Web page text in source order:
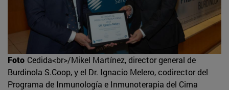
Foto Cedida<br>/Mikel Martínez, director general de
Burdinola S.Coop, y el Dr. Ignacio Melero, codirector del
Programa de Inmunología e Inmunoterapia del Cima